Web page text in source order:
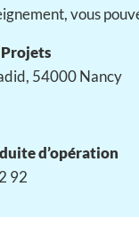
vous
Projets
54000 Nancy
d’opération
92